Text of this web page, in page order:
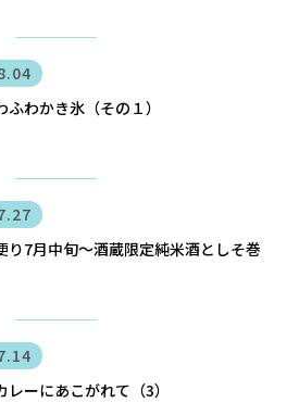
ふわかき氷（その１）
り7月中旬～酒蔵限定純米酒としそ巻
レーにあこがれて（3）